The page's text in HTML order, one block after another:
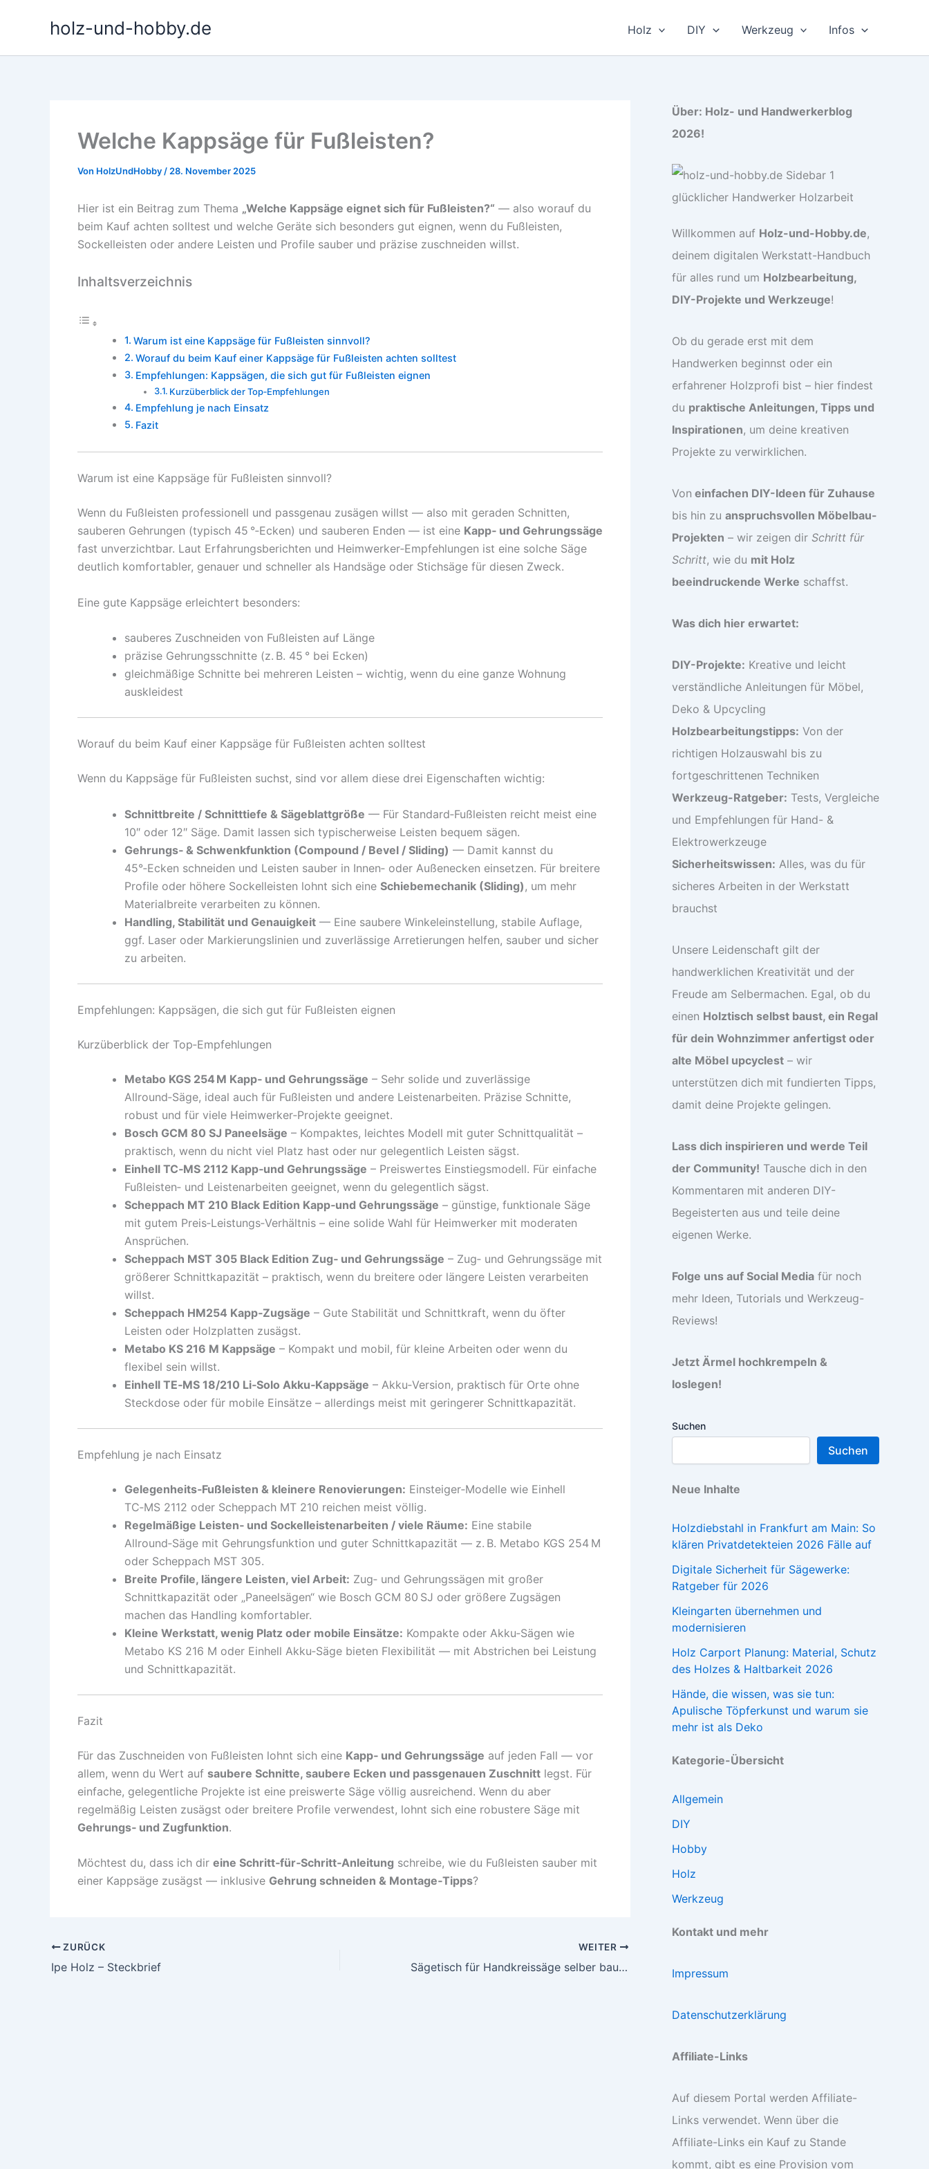
holz-und-hobby.de Holz DIY Werkzeug Infos
Welche Kappsäge für Fußleisten?
Von HolzUndHobby / 28. November 2025
Hier ist ein Beitrag zum Thema „Welche Kappsäge eignet sich für Fußleisten?“ — also worauf du
beim Kauf achten solltest und welche Geräte sich besonders gut eignen, wenn du Fußleisten,
Sockelleisten oder andere Leisten und Profile sauber und präzise zuschneiden willst.
Inhaltsverzeichnis
Warum ist eine Kappsäge für Fußleisten sinnvoll?
Worauf du beim Kauf einer Kappsäge für Fußleisten achten solltest
Empfehlungen: Kappsägen, die sich gut für Fußleisten eignen
Kurzüberblick der Top‑Empfehlungen
Empfehlung je nach Einsatz
Fazit
Warum ist eine Kappsäge für Fußleisten sinnvoll?
Wenn du Fußleisten professionell und passgenau zusägen willst — also mit geraden Schnitten,
sauberen Gehrungen (typisch 45 °‑Ecken) und sauberen Enden — ist eine Kapp‑ und Gehrungssäge
fast unverzichtbar. Laut Erfahrungsberichten und Heimwerker‑Empfehlungen ist eine solche Säge
deutlich komfortabler, genauer und schneller als Handsäge oder Stichsäge für diesen Zweck.
Eine gute Kappsäge erleichtert besonders:
sauberes Zuschneiden von Fußleisten auf Länge
präzise Gehrungsschnitte (z. B. 45 ° bei Ecken)
gleichmäßige Schnitte bei mehreren Leisten – wichtig, wenn du eine ganze Wohnung
auskleidest
Worauf du beim Kauf einer Kappsäge für Fußleisten achten solltest
Wenn du Kappsäge für Fußleisten suchst, sind vor allem diese drei Eigenschaften wichtig:
Schnittbreite / Schnitttiefe & Sägeblattgröße — Für Standard‑Fußleisten reicht meist eine
10″ oder 12″ Säge. Damit lassen sich typischerweise Leisten bequem sägen.
Gehrungs‑ & Schwenkfunktion (Compound / Bevel / Sliding) — Damit kannst du
45°‑Ecken schneiden und Leisten sauber in Innen‑ oder Außenecken einsetzen. Für breitere
Profile oder höhere Sockelleisten lohnt sich eine Schiebemechanik (Sliding) , um mehr
Materialbreite verarbeiten zu können.
Handling, Stabilität und Genauigkeit — Eine saubere Winkeleinstellung, stabile Auflage,
ggf. Laser oder Markierungslinien und zuverlässige Arretierungen helfen, sauber und sicher
zu arbeiten.
Empfehlungen: Kappsägen, die sich gut für Fußleisten eignen
Kurzüberblick der Top‑Empfehlungen
Metabo KGS 254 M Kapp‑ und Gehrungssäge – Sehr solide und zuverlässige
Allround‑Säge, ideal auch für Fußleisten und andere Leistenarbeiten. Präzise Schnitte,
robust und für viele Heimwerker‑Projekte geeignet.
Bosch GCM 80 SJ Paneelsäge – Kompaktes, leichtes Modell mit guter Schnittqualität –
praktisch, wenn du nicht viel Platz hast oder nur gelegentlich Leisten sägst.
Einhell TC‑MS 2112 Kapp‑und Gehrungssäge – Preiswertes Einstiegsmodell. Für einfache
Fußleisten‑ und Leistenarbeiten geeignet, wenn du gelegentlich sägst.
Scheppach MT 210 Black Edition Kapp‑und Gehrungssäge – günstige, funktionale Säge
mit gutem Preis‑Leistungs‑Verhältnis – eine solide Wahl für Heimwerker mit moderaten
Ansprüchen.
Scheppach MST 305 Black Edition Zug‑ und Gehrungssäge – Zug‑ und Gehrungssäge mit
größerer Schnittkapazität – praktisch, wenn du breitere oder längere Leisten verarbeiten
willst.
Scheppach HM254 Kapp‑Zugsäge – Gute Stabilität und Schnittkraft, wenn du öfter
Leisten oder Holzplatten zusägst.
Metabo KS 216 M Kappsäge – Kompakt und mobil, für kleine Arbeiten oder wenn du
flexibel sein willst.
Einhell TE‑MS 18/210 Li‑Solo Akku‑Kappsäge – Akku‑Version, praktisch für Orte ohne
Steckdose oder für mobile Einsätze – allerdings meist mit geringerer Schnittkapazität.
Empfehlung je nach Einsatz
Gelegenheits‑Fußleisten & kleinere Renovierungen: Einsteiger‑Modelle wie Einhell
TC‑MS 2112 oder Scheppach MT 210 reichen meist völlig.
Regelmäßige Leisten‑ und Sockelleistenarbeiten / viele Räume: Eine stabile
Allround‑Säge mit Gehrungsfunktion und guter Schnittkapazität — z. B. Metabo KGS 254 M
oder Scheppach MST 305.
Breite Profile, längere Leisten, viel Arbeit: Zug‑ und Gehrungssägen mit großer
Schnittkapazität oder „Paneelsägen“ wie Bosch GCM 80 SJ oder größere Zugsägen
machen das Handling komfortabler.
Kleine Werkstatt, wenig Platz oder mobile Einsätze: Kompakte oder Akku‑Sägen wie
Metabo KS 216 M oder Einhell Akku‑Säge bieten Flexibilität — mit Abstrichen bei Leistung
und Schnittkapazität.
Fazit
Für das Zuschneiden von Fußleisten lohnt sich eine Kapp‑ und Gehrungssäge auf jeden Fall — vor
allem, wenn du Wert auf saubere Schnitte, saubere Ecken und passgenauen Zuschnitt legst. Für
einfache, gelegentliche Projekte ist eine preiswerte Säge völlig ausreichend. Wenn du aber
regelmäßig Leisten zusägst oder breitere Profile verwendest, lohnt sich eine robustere Säge mit
Gehrungs‑ und Zugfunktion.
Möchtest du, dass ich dir eine Schritt‑für‑Schritt‑Anleitung schreibe, wie du Fußleisten sauber mit
einer Kappsäge zusägst — inklusive Gehrung schneiden & Montage‑Tipps?
ZURÜCK
Ipe Holz – Steckbrief
WEITER
Sägetisch für Handkreissäge selber bauen – so geht’s
Über: Holz- und Handwerkerblog
2026!
Willkommen auf Holz-und-Hobby.de,
deinem digitalen Werkstatt-Handbuch
für alles rund um Holzbearbeitung,
DIY-Projekte und Werkzeuge!
Ob du gerade erst mit dem
Handwerken beginnst oder ein
erfahrener Holzprofi bist – hier findest
du praktische Anleitungen, Tipps und
Inspirationen, um deine kreativen
Projekte zu verwirklichen.
Von einfachen DIY-Ideen für Zuhause
bis hin zu anspruchsvollen Möbelbau-
Projekten – wir zeigen dir Schritt für
Schritt, wie du mit Holz
beeindruckende Werke schaffst.
Was dich hier erwartet:
DIY-Projekte: Kreative und leicht
verständliche Anleitungen für Möbel,
Deko & Upcycling
Holzbearbeitungstipps: Von der
richtigen Holzauswahl bis zu
fortgeschrittenen Techniken
Werkzeug-Ratgeber: Tests, Vergleiche
und Empfehlungen für Hand- &
Elektrowerkzeuge
Sicherheitswissen: Alles, was du für
sicheres Arbeiten in der Werkstatt
brauchst
Unsere Leidenschaft gilt der
handwerklichen Kreativität und der
Freude am Selbermachen. Egal, ob du
einen Holztisch selbst baust, ein Regal
für dein Wohnzimmer anfertigst oder
alte Möbel upcyclest – wir
unterstützen dich mit fundierten Tipps,
damit deine Projekte gelingen.
Lass dich inspirieren und werde Teil
der Community! Tausche dich in den
Kommentaren mit anderen DIY-
Begeisterten aus und teile deine
eigenen Werke.
Folge uns auf Social Media für noch
mehr Ideen, Tutorials und Werkzeug-
Reviews!
Jetzt Ärmel hochkrempeln &
loslegen!
Suchen
Suchen
Neue Inhalte
Holzdiebstahl in Frankfurt am Main: So
klären Privatdetekteien 2026 Fälle auf
Digitale Sicherheit für Sägewerke:
Ratgeber für 2026
Kleingarten übernehmen und
modernisieren
Holz Carport Planung: Material, Schutz
des Holzes & Haltbarkeit 2026
Hände, die wissen, was sie tun:
Apulische Töpferkunst und warum sie
mehr ist als Deko
Kategorie-Übersicht
Allgemein
DIY
Hobby
Holz
Werkzeug
Kontakt und mehr
Impressum
Datenschutzerklärung
Affiliate-Links
Auf diesem Portal werden Affiliate-
Links verwendet. Wenn über die
Affiliate-Links ein Kauf zu Stande
kommt, gibt es eine Provision vom